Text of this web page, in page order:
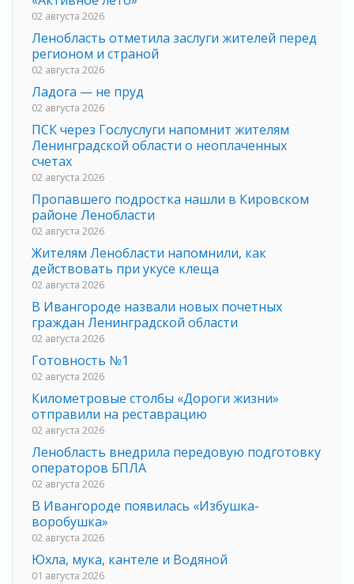
02 августа 2026
Ленобласть отметила заслуги жителей перед
регионом и страной
02 августа 2026
Ладога — не пруд
02 августа 2026
ПСК через Гослуслуги напомнит жителям
Ленинградской области о неоплаченных
счетах
02 августа 2026
Пропавшего подростка нашли в Кировском
районе Ленобласти
02 августа 2026
Жителям Ленобласти напомнили, как
действовать при укусе клеща
02 августа 2026
В Ивангороде назвали новых почетных
граждан Ленинградской области
02 августа 2026
Готовность №1
02 августа 2026
Километровые столбы «Дороги жизни»
отправили на реставрацию
02 августа 2026
Ленобласть внедрила передовую подготовку
операторов БПЛА
02 августа 2026
В Ивангороде появилась «Избушка-
воробушка»
02 августа 2026
Юхла, мука, кантеле и Водяной
01 августа 2026